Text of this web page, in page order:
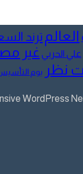
العالم ترند
علي الحربي غير
نظر يوم
WordPress